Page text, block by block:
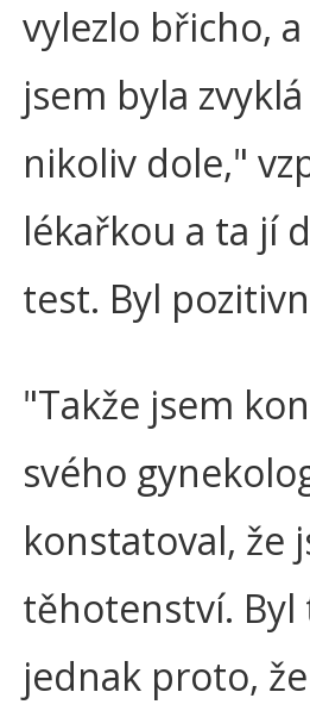
vylezlo břicho,
jsem byla
nikoliv dole,"
lékařkou a ta jí
test. Byl
"Takže jsem
svého
konstatoval, že
těhotenství.
jednak proto,